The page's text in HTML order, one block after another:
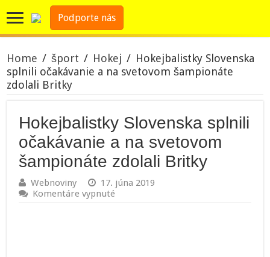
Podporte nás
Home / šport / Hokej / Hokejbalistky Slovenska
splnili očakávanie a na svetovom šampionáte
zdolali Britky
Hokejbalistky Slovenska splnili
očakávanie a na svetovom
šampionáte zdolali Britky
Webnoviny
17. júna 2019
Komentáre vypnuté